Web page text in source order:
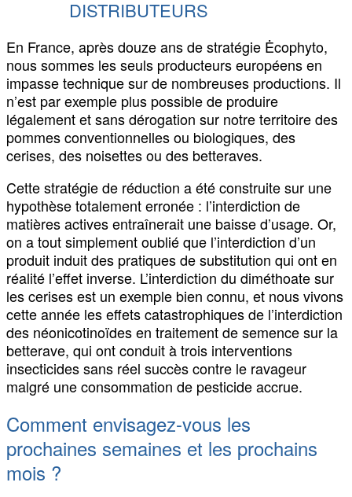
DISTRIBUTEURS
En France, après douze ans de stratégie Ėcophyto,
nous sommes les seuls producteurs européens en
impasse technique sur de nombreuses productions. Il
n’est par exemple plus possible de produire
légalement et sans dérogation sur notre territoire des
pommes conventionnelles ou biologiques, des
cerises, des noisettes ou des betteraves.
Cette stratégie de réduction a été construite sur une
hypothèse totalement erronée : l’interdiction de
matières actives entraînerait une baisse d’usage. Or,
on a tout simplement oublié que l’interdiction d’un
produit induit des pratiques de substitution qui ont en
réalité l’effet inverse. L’interdiction du diméthoate sur
les cerises est un exemple bien connu, et nous vivons
cette année les effets catastrophiques de l’interdiction
des néonicotinoïdes en traitement de semence sur la
betterave, qui ont conduit à trois interventions
insecticides sans réel succès contre le ravageur
malgré une consommation de pesticide accrue.
Comment envisagez-vous les
prochaines semaines et les prochains
mois ?